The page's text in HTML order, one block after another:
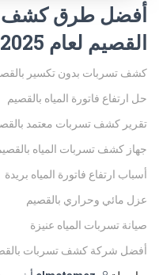
أفضل طرق كشف
القصيم لعام 2025 | نصائح عملية وسريعة
كشف تسربات بدون تكسير
حل ارتفاع فاتورة المياه بالقصيم
تقرير كشف تسربات معتمد
جهاز كشف تسربات المياه
أسباب ارتفاع فاتورة المياه بريدة
عزل مائي وحراري بالقصيم
صيانة تسربات المياه عنيزة
أفضل شركة كشف تسربات